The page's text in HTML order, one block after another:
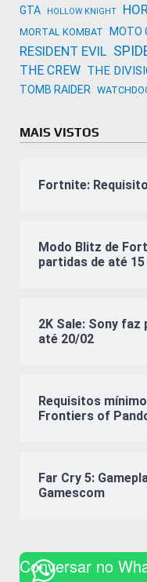
GTA HOLLOW KNIGHT
MORTAL KOMBAT MOTO
RESIDENT EVIL
THE CREW THE
TOMB RAIDER
MAIS VISTOS
Fortnite:
Modo Blitz de
partidas de até
2K Sale: Sony
até 20/02
Requisitos
Frontiers of
Far Cry 5:
Gamescom
Conversar no